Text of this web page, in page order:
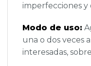
imperfecciones y
Modo de uso:
una o dos veces
interesadas,